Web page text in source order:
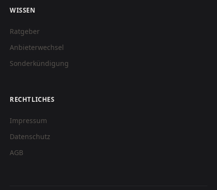
WISSEN
Ratgeber
Anbieterwechsel
Sonderkündigung
RECHTLICHES
Impressum
Datenschutz
AGB